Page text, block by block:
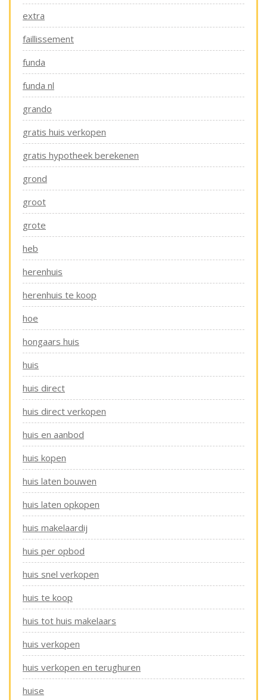
extra
faillissement
funda
funda nl
grando
gratis huis verkopen
gratis hypotheek berekenen
grond
groot
grote
heb
herenhuis
herenhuis te koop
hoe
hongaars huis
huis
huis direct
huis direct verkopen
huis en aanbod
huis kopen
huis laten bouwen
huis laten opkopen
huis makelaardij
huis per opbod
huis snel verkopen
huis te koop
huis tot huis makelaars
huis verkopen
huis verkopen en terughuren
huise